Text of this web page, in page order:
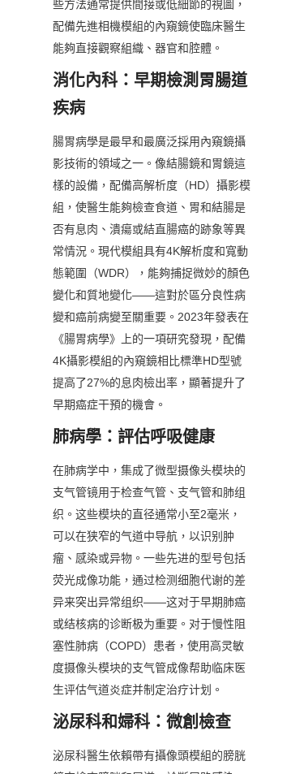
些方法通常提供間接或低細節的視圖，
配備先進相機模組的內窺鏡使臨床醫生
能夠直接觀察組織、器官和腔體。
消化內科：早期檢測胃腸道
疾病
腸胃病學是最早和最廣泛採用內窺鏡攝
影技術的領域之一。像結腸鏡和胃鏡這
樣的設備，配備高解析度（HD）攝影模
組，使醫生能夠檢查食道、胃和結腸是
否有息肉、潰瘍或結直腸癌的跡象等異
常情況。現代模組具有4K解析度和寬動
態範圍（WDR），能夠捕捉微妙的顏色
變化和質地變化——這對於區分良性病
變和癌前病變至關重要。2023年發表在
《腸胃病學》上的一項研究發現，配備
4K攝影模組的內窺鏡相比標準HD型號
提高了27%的息肉檢出率，顯著提升了
早期癌症干預的機會。
肺病學：評估呼吸健康
在肺病学中，集成了微型摄像头模块的
支气管镜用于检查气管、支气管和肺组
织。这些模块的直径通常小至2毫米，
可以在狭窄的气道中导航，以识别肿
瘤、感染或异物。一些先进的型号包括
荧光成像功能，通过检测细胞代谢的差
异来突出异常组织——这对于早期肺癌
或结核病的诊断极为重要。对于慢性阻
塞性肺病（COPD）患者，使用高灵敏
度摄像头模块的支气管成像帮助临床医
生评估气道炎症并制定治疗计划。
泌尿科和婦科：微創檢查
泌尿科醫生依賴帶有攝像頭模組的膀胱